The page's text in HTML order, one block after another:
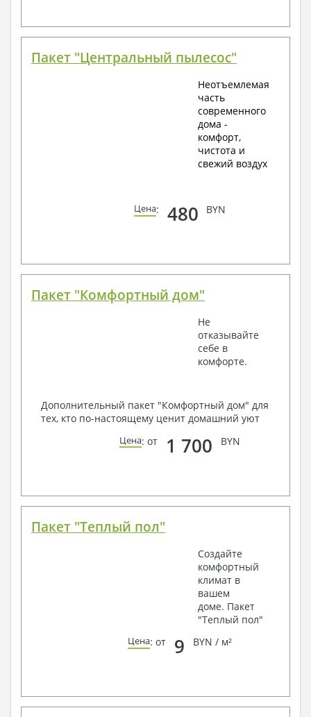
Пакет "Центральный пылесос"
Неотъемлемая
часть
современного
дома -
комфорт,
чистота и
свежий воздух
Цена: 480 BYN
Пакет "Комфортный дом"
Не
отказывайте
себе в
комфорте.
Дополнительный пакет "Комфортный дом" для
тех, кто по-настоящему ценит домашний уют
Цена: от 1 700 BYN
Пакет "Теплый пол"
Создайте
комфортный
климат в
вашем
доме. Пакет
"Теплый пол"
Цена: от 9 BYN / м²